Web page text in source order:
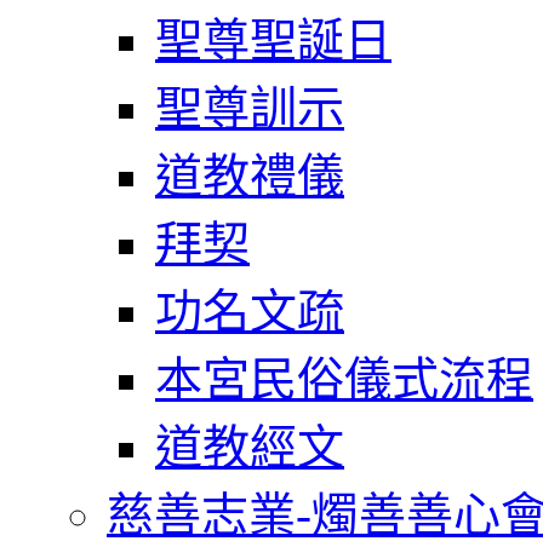
聖尊聖誕日
聖尊訓示
道教禮儀
拜契
功名文疏
本宮民俗儀式流程
道教經文
慈善志業-燭善善心